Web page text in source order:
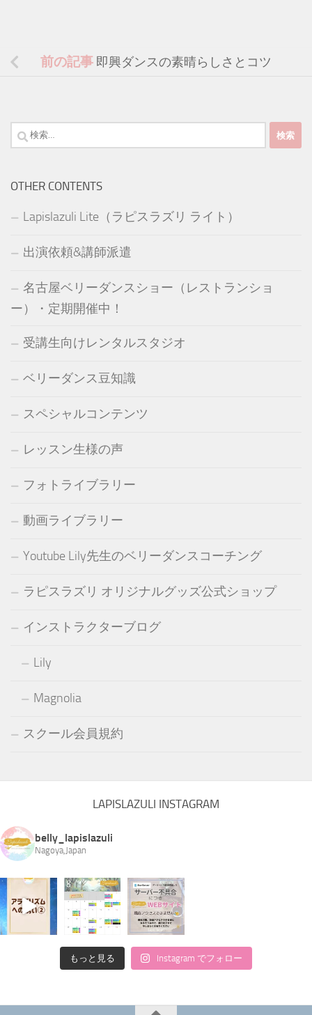
前の記事 即興ダンスの素晴らしさとコツ
検
索:
OTHER CONTENTS
Lapislazuli Lite（ラピスラズリ ライト）
出演依頼&講師派遣
名古屋ベリーダンスショー（レストランショ
ー）・定期開催中！
受講生向けレンタルスタジオ
ベリーダンス豆知識
スペシャルコンテンツ
レッスン生様の声
フォトライブラリー
動画ライブラリー
Youtube Lily先生のベリーダンスコーチング
ラピスラズリ オリジナルグッズ公式ショップ
インストラクターブログ
Lily
Magnolia
スクール会員規約
LAPISLAZULI INSTAGRAM
belly_lapislazuli
Nagoya,Japan
もっと見る Instagram でフォロー